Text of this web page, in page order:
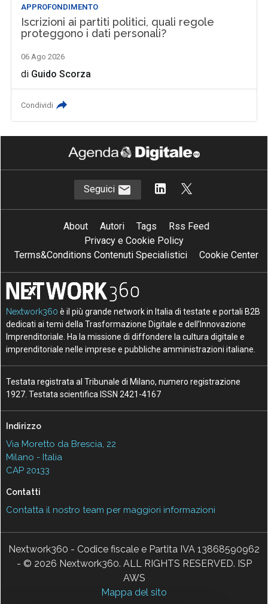
APPROFONDIMENTO
Iscrizioni ai partiti politici, quali regole
proteggono i dati personali?
06 Ago 2026
di Guido Scorza
Condividi
Seguici
About Autori Tags
Rss Feed
Privacy e Cookie Policy
Terms&Conditions Contenuti Specialistici
Cookie Center
Nextwork360 è il più grande network in Italia di testate e portali B2B
dedicati ai temi della Trasformazione Digitale e dell’Innovazione
Imprenditoriale. Ha la missione di diffondere la cultura digitale e
imprenditoriale nelle imprese e pubbliche amministrazioni italiane.
Testata registrata al Tribunale di Milano, numero registrazione
1927. Testata scientifica ISSN 2421-4167
Indirizzo
Via Moretto da Brescia, 22
Milano - Italia
CAP 20133
Contatti
Contatta il nostro team per maggiori informazioni
Nextwork360 - Codice fiscale e Partita IVA 13868590962
- © 2026 Nextwork360. ALL RIGHTS RESERVED. ISP
AWS
Mappa del sito